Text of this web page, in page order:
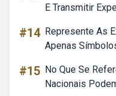
E Transmitir
#14 Represente As
Apenas
#15 No Que Se
Nacionais